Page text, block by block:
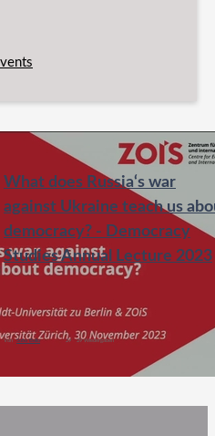
What does Russia‘s war
against Ukraine teach us
democracy? - Democracy
Studies Annual Lecture 2023
democracy
VonSofia Bollo 2929 Wiedergaben